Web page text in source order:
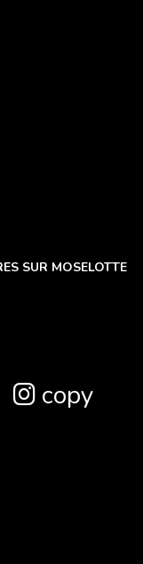
SUR MOSELOTTE
copy